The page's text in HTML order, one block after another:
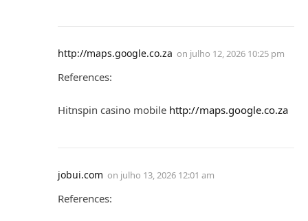
http://maps.google.co.za on julho 12, 2026 10:25 pm
References:
Hitnspin casino mobile http://maps.google.co.za
jobui.com on julho 13, 2026 12:01 am
References: